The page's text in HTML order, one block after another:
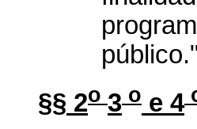
§§ 2o 3 o e 4